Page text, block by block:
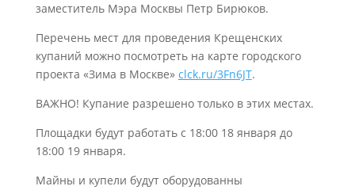
заместитель Мэра Москвы Петр Бирюков.
Перечень мест для проведения Крещенских
купаний можно посмотреть на карте городского
проекта «Зима в Москве» clck.ru/3Fn6JT.
ВАЖНО! Купание разрешено только в этих местах.
Площадки будут работать с 18:00 18 января до
18:00 19 января.
Майны и купели будут оборудованны